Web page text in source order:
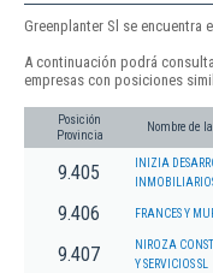
Greenplanter Sl se encuentra
A continuación podrá
empresas con posiciones
Posición
Provincia
Nombre de
9.405
INIZIA
9.406 FRANCES Y
9.407
NIROZA
Y SERVICIOS SL